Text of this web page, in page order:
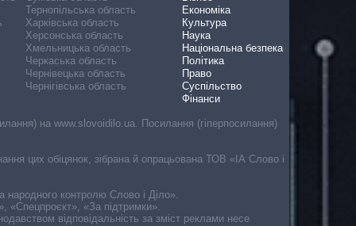
Тернопільська область
Харківська область
Херсонська область
Хмельницька область
Черкаська область
Чернівецька область
Чернігівська область
Економіка
Культура
Наука
Національна безпека
Політика
Право
Суспільство
Фінанси
на www.slovoidilo.ua. Посилання (гіперпосилання)
цих обіцянок, зібрана й опрацьована ТОВ «ІА Слово і
народного контролю Слово і Діло».
«Спецпроєкт», «За підтримки».
відповідальність за зміст реклами несе